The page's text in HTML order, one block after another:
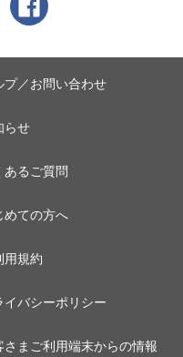
プ／お問い合わせ
らせ
あるご質問
めての方へ
用規約
イバシーポリシー
さまご利用端末からの情報